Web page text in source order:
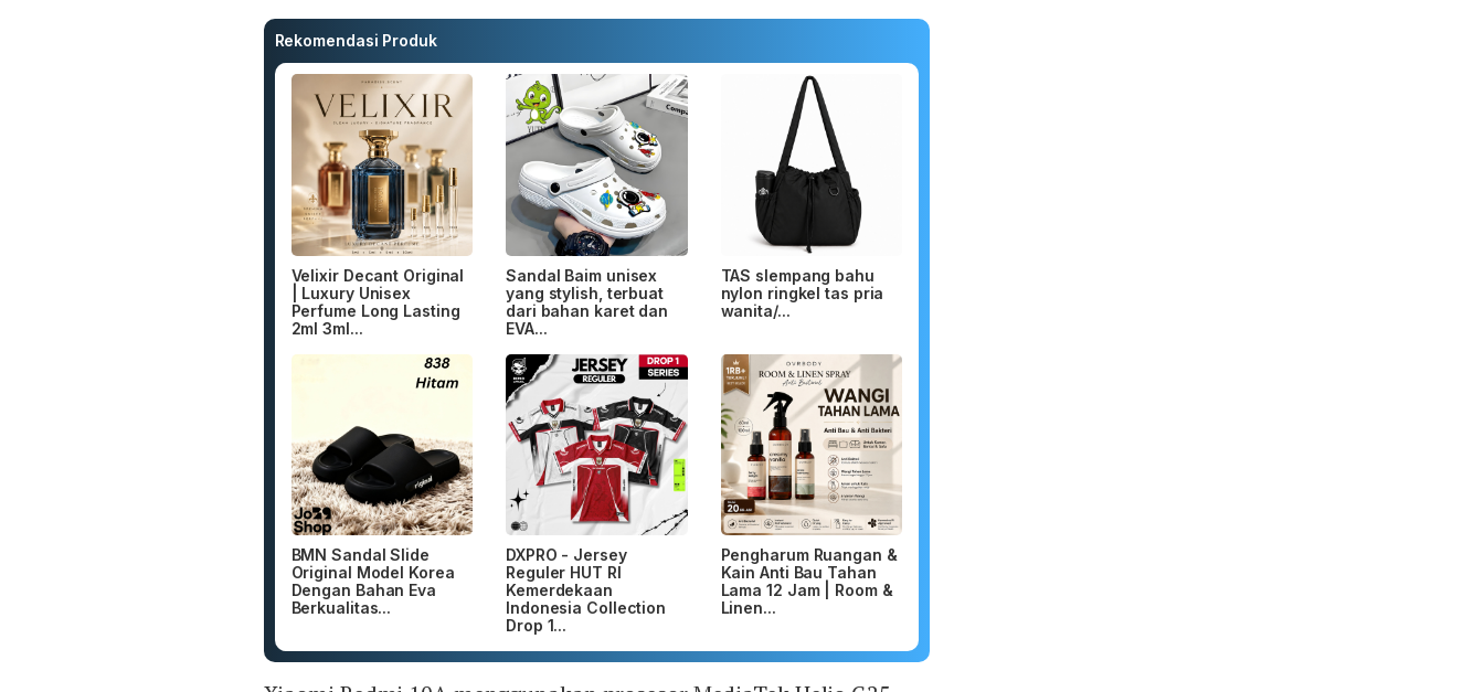
Rekomendasi Produk
Velixir Decant Original
| Luxury Unisex
Perfume Long Lasting
2ml 3ml...
Sandal Baim unisex
yang stylish, terbuat
dari bahan karet dan
EVA...
TAS slempang bahu
nylon ringkel tas pria
wanita/...
BMN Sandal Slide
Original Model Korea
Dengan Bahan Eva
Berkualitas...
DXPRO - Jersey
Reguler HUT RI
Kemerdekaan
Indonesia Collection
Drop 1...
Pengharum Ruangan &
Kain Anti Bau Tahan
Lama 12 Jam | Room &
Linen...